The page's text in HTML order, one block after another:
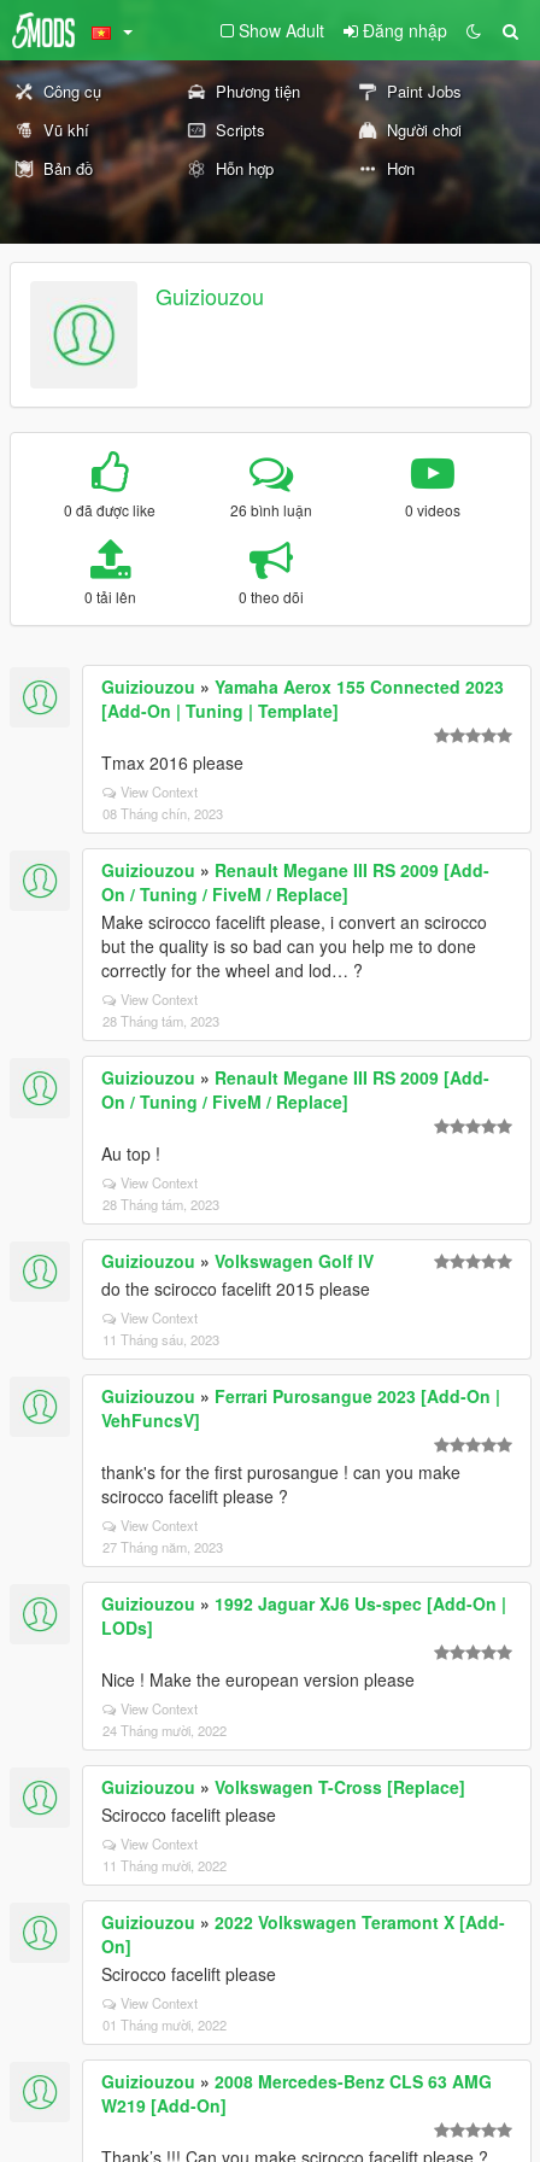
Show Adult Đăng nhập
Công cụ Phương tiện
Paint Jobs
Vũ khí
Scripts
Người chơi
Bản đồ
Hỗn hợp Hơn
Guiziouzou
0 đã được like 26 bình luận 0 videos
0 tải lên 0 theo dõi
Guiziouzou » Yamaha Aerox 155 Connected 2023
[Add-On | Tuning | Template]
Tmax 2016 please
View Context
08 Tháng chín, 2023
Guiziouzou » Renault Megane III RS 2009 [Add-
On / Tuning / FiveM / Replace]
Make scirocco facelift please, i convert an scirocco
but the quality is so bad can you help me to done
correctly for the wheel and lod… ?
View Context
28 Tháng tám, 2023
Guiziouzou » Renault Megane III RS 2009 [Add-
On / Tuning / FiveM / Replace]
Au top !
View Context
28 Tháng tám, 2023
Guiziouzou » Volkswagen Golf IV
do the scirocco facelift 2015 please
View Context
11 Tháng sáu, 2023
Guiziouzou » Ferrari Purosangue 2023 [Add-On |
VehFuncsV]
thank's for the first purosangue ! can you make
scirocco facelift please ?
View Context
27 Tháng năm, 2023
Guiziouzou » 1992 Jaguar XJ6 Us-spec [Add-On |
LODs]
Nice ! Make the european version please
View Context
24 Tháng mười, 2022
Guiziouzou » Volkswagen T-Cross [Replace]
Scirocco facelift please
View Context
11 Tháng mười, 2022
Guiziouzou » 2022 Volkswagen Teramont X [Add-
On]
Scirocco facelift please
View Context
01 Tháng mười, 2022
Guiziouzou » 2008 Mercedes-Benz CLS 63 AMG
W219 [Add-On]
Thank’s !!! Can you make scirocco facelift please ?